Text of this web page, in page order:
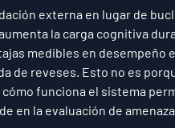
externa en lugar de
la carga cognitiva
medibles en
de reveses. Esto no es
funciona el sistema
en la evaluación de